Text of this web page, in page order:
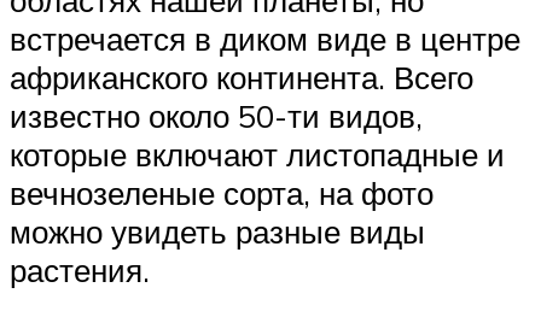
встречается в диком виде в центре
африканского континента. Всего
известно около 50-ти видов,
которые включают листопадные и
вечнозеленые сорта, на фото
можно увидеть разные виды
растения.